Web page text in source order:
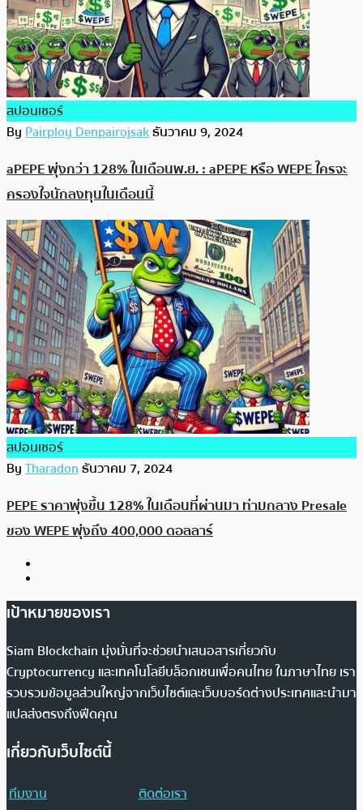
สปอนเซอร์
ByPairploy Denpairojsakธันวาคม 9, 2024
aPEPE พุ่งกว่า 128% ในเดือนพ.ย. : aPEPE หรือ WEPE ใครจะ
ครองใจนักลงทุนในเดือนนี้
สปอนเซอร์
ByTharadonธันวาคม 7, 2024
PEPE ราคาพุ่งขึ้น 128% ในเดือนที่ผ่านมา ท่ามกลาง Presale
ของ WEPE พุ่งถึง 400,000 ดอลลาร์
เป้าหมายของเรา
Siam Blockchain มุ่งมั่นที่จะช่วยนำเสนอสารเกี่ยวกับ
Cryptocurrency และเทคโนโลยีบล็อกเชนเพื่อคนไทย ในภาษาไทย เรา
รวบรวมข้อมูลส่วนใหญ่จากเว็บไซต์และเว็บบอร์ดต่างประเทศและนำมา
แปลส่งตรงถึงฟีดคุณ
เกี่ยวกับเว็บไซต์นี้
ทีมงาน
ติดต่อเรา